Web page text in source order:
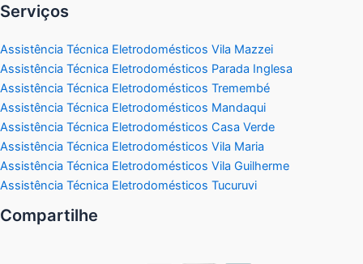
Serviços
Assistência Técnica Eletrodomésticos Vila Mazzei
Assistência Técnica Eletrodomésticos Parada Inglesa
Assistência Técnica Eletrodomésticos Tremembé
Assistência Técnica Eletrodomésticos Mandaqui
Assistência Técnica Eletrodomésticos Casa Verde
Assistência Técnica Eletrodomésticos Vila Maria
Assistência Técnica Eletrodomésticos Vila Guilherme
Assistência Técnica Eletrodomésticos Tucuruvi
Compartilhe